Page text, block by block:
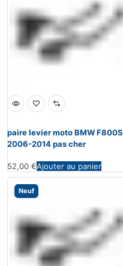
paire levier moto BMW F800S
2006-2014 pas cher
52,00 €Ajouter au panier
Neuf